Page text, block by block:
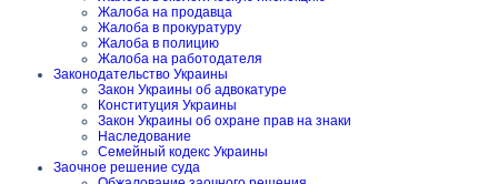
Жалоба на продавца
Жалоба в прокуратуру
Жалоба в полицию
Жалоба на работодателя
Законодательство Украины
Закон Украины об адвокатуре
Конституция Украины
Закон Украины об охране прав на знаки
Наследование
Семейный кодекс Украины
Заочное решение суда